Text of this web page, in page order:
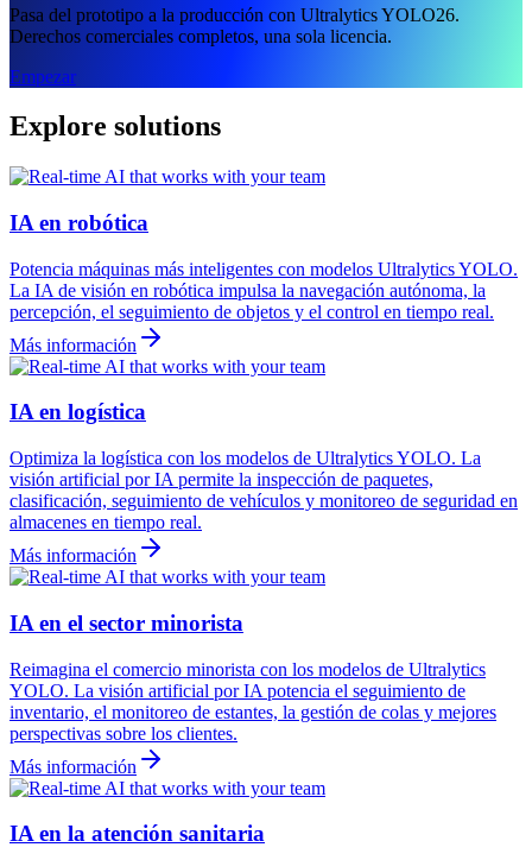
Pasa del prototipo a la producción con Ultralytics YOLO26.
Derechos comerciales completos, una sola licencia.
Empezar
Explore solutions
IA en robótica
Potencia máquinas más inteligentes con modelos Ultralytics YOLO.
La IA de visión en robótica impulsa la navegación autónoma, la
percepción, el seguimiento de objetos y el control en tiempo real.
Más información
IA en logística
Optimiza la logística con los modelos de Ultralytics YOLO. La
visión artificial por IA permite la inspección de paquetes,
clasificación, seguimiento de vehículos y monitoreo de seguridad en
almacenes en tiempo real.
Más información
IA en el sector minorista
Reimagina el comercio minorista con los modelos de Ultralytics
YOLO. La visión artificial por IA potencia el seguimiento de
inventario, el monitoreo de estantes, la gestión de colas y mejores
perspectivas sobre los clientes.
Más información
IA en la atención sanitaria